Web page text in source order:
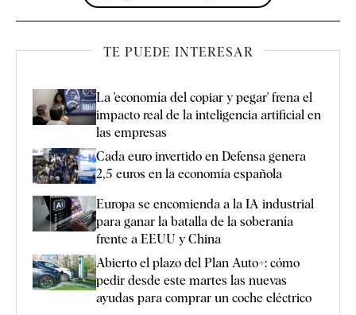
TE PUEDE INTERESAR
La 'economía del copiar y pegar' frena el
impacto real de la inteligencia artificial en
las empresas
Cada euro invertido en Defensa genera
2,5 euros en la economía española
Europa se encomienda a la IA industrial
para ganar la batalla de la soberanía
frente a EEUU y China
Abierto el plazo del Plan Auto+: cómo
pedir desde este martes las nuevas
ayudas para comprar un coche eléctrico